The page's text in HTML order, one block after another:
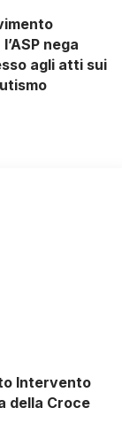
nega
agli atti sui
Intervento
della Croce